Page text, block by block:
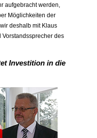
aufgebracht werden,
Möglichkeiten der
deshalb mit Klaus
Vorstandssprecher des
Investition in die